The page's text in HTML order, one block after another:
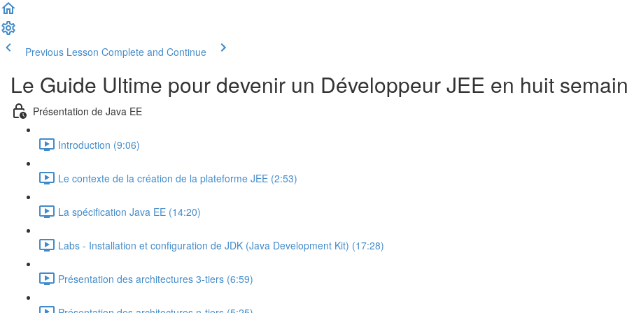
Previous Lesson Complete and Continue
Le Guide Ultime pour devenir un Développeur JEE en huit
Présentation de Java EE
Introduction (9:06)
Le contexte de la création de la plateforme JEE (2:53)
La spécification Java EE (14:20)
Labs - Installation et configuration de JDK (Java Development Kit) (17:28)
Présentation des architectures 3-tiers (6:59)